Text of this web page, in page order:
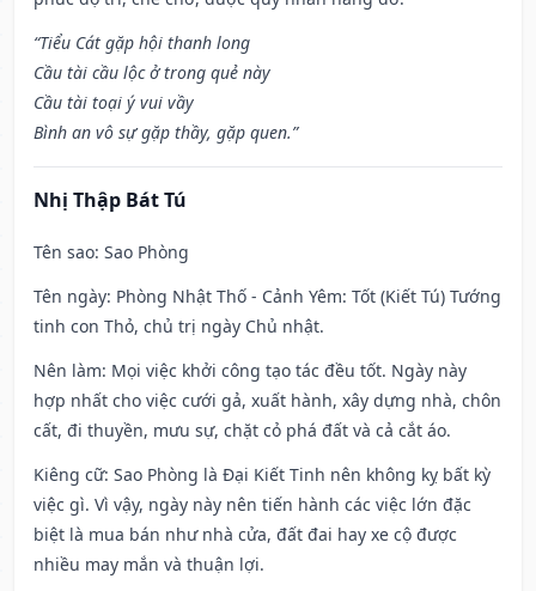
“Tiểu Cát gặp hội thanh long
Cầu tài cầu lộc ở trong quẻ này
Cầu tài toại ý vui vầy
Bình an vô sự gặp thầy, gặp quen.”
Nhị Thập Bát Tú
Tên sao: Sao Phòng
Tên ngày: Phòng Nhật Thố - Cảnh Yêm: Tốt (Kiết Tú) Tướng
tinh con Thỏ, chủ trị ngày Chủ nhật.
Nên làm: Mọi việc khởi công tạo tác đều tốt. Ngày này
hợp nhất cho việc cưới gả, xuất hành, xây dựng nhà, chôn
cất, đi thuyền, mưu sự, chặt cỏ phá đất và cả cắt áo.
Kiêng cữ: Sao Phòng là Đại Kiết Tinh nên không kỵ bất kỳ
việc gì. Vì vậy, ngày này nên tiến hành các việc lớn đặc
biệt là mua bán như nhà cửa, đất đai hay xe cộ được
nhiều may mắn và thuận lợi.